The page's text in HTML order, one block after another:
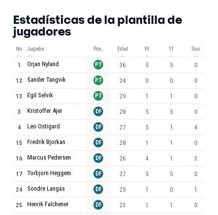
Estadísticas de la plantilla de
jugadores
No Jugador
1 Orjan Nyland
12 Sander Tangvik
13 Egil Selvik
3 Kristoffer Ajer
4 Leo Ostigard
15 Fredrik Bjorkan
16 Marcus Pedersen
17 Torbjorn Heggem
24 Sondre Langas
25 Henrik Falchener
Pos. Edad PJ 11 Sus
PT 36 5 5 0
PT 24 0 0 0
PT 29 1 1 0
DF 28 5 5 0
DF 27 5 1 4
DF 28 1 1 0
DF 26 4 1 3
DF 27 5 5 0
DF 25 1 0 1
DF 23 1 1 0